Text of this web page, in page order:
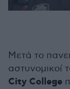
Μετά το
αστυνομικοί
City College